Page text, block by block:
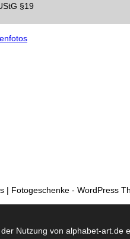
§19
| Fotogeschenke - WordPress
Nutzung von alphabet-